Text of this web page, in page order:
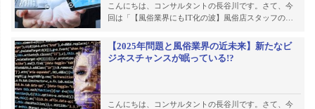
こんにちは、コンサルタントの長谷川です。さて、今
回は「【風俗業界にもIT化の波】風俗店スタッフの…
【2025年問題と風俗業界の近未来】新たなビ
ジネスチャンスが眠っている!?
こんにちは、コンサルタントの長谷川です。さて、今